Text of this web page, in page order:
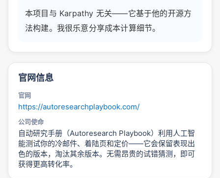
本项目与 Karpathy 无关——它基于他的开源方
法构建。我很乐意分享成本计算细节。
官网信息
官网
https://autoresearchplaybook.com/
公司使命
自动研究手册（Autoresearch Playbook）利用人工智
能测试你的冷邮件、着陆页和定价——它会保留表现出
色的版本，淘汰其余版本。无需昂贵的试错猜测，即可
获得更高转化率。